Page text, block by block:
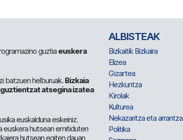
guztia euskera
batzuen helburuak. Bizkaia
atsegina izatea
euskalduna eskeiniz.
euskera hutsean emitiduten
hutsean egiten dauan
ALBISTEAK
Bizkaitik Bizkaira
Elizea
Gizartea
Hezkuntza
Kirolak
Kulturea
Nekazaritza eta arrantza
Politika